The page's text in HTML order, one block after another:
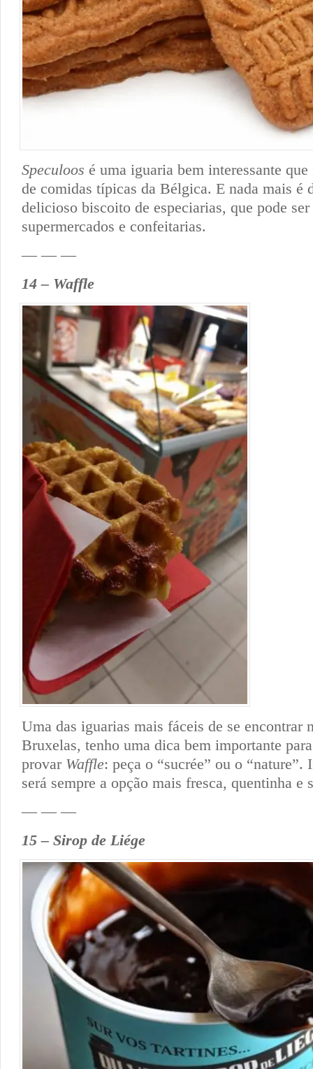
Speculoos é uma iguaria bem interessante
de comidas típicas da Bélgica. E nada mais é
delicioso biscoito de especiarias, que pode
supermercados e confeitarias.
— — —
14 – Waffle
Uma das iguarias mais fáceis de se encontrar
Bruxelas, tenho uma dica bem importante
provar Waffle: peça o “sucrée” ou o “nature”.
será sempre a opção mais fresca, quentinha e
— — —
15 – Sirop de Liége